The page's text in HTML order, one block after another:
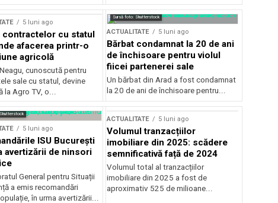
5 luni ago
contractelor cu statul
afacerea printr-o
agricolă
cunoscută pentru
sale cu statul, devine
la Agro TV, o...
Sursă foto: Shutterstock
ACTUALITATE 5 luni ago
Bărbat condamnat la 20 de ani
de închisoare pentru violul
fiicei partenerei sale
Un bărbat din Arad a fost condamnat
la 20 de ani de închisoare pentru...
5 luni ago
ISU București
avertizării de ninsori
General pentru Situații
a emis recomandări
în urma avertizării...
ACTUALITATE 5 luni ago
Volumul tranzacțiilor
imobiliare din 2025: scădere
semnificativă față de 2024
Volumul total al tranzacțiilor
imobiliare din 2025 a fost de
aproximativ 525 de milioane...